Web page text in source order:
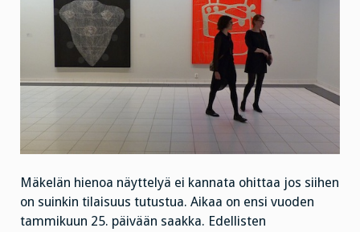
Mäkelän hienoa näyttelyä ei kannata ohittaa jos siihen
on suinkin tilaisuus tutustua. Aikaa on ensi vuoden
tammikuun 25. päivään saakka. Edellisten